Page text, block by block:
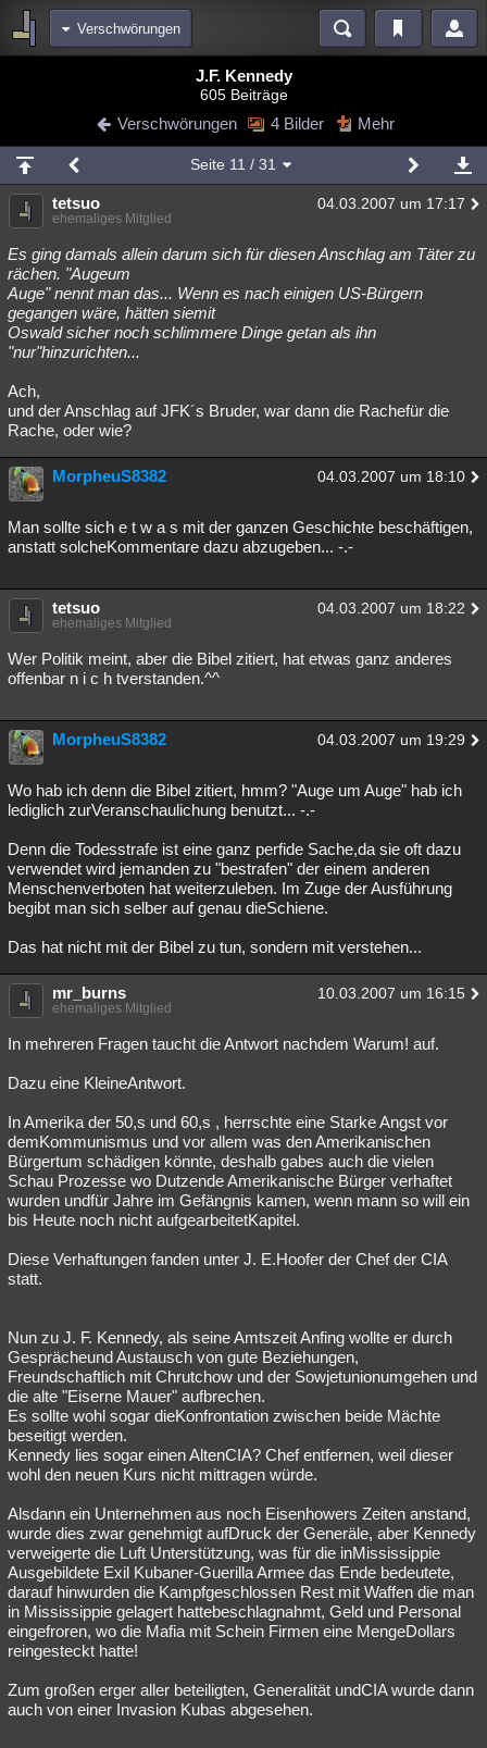
Verschwörungen
Blogs Videos
Chat Wiki Neuigkeiten
meine Rubriken
Menschen Mystery Kriminalfälle
Spiritualität Verschwörungen Technologie Ufologie
Natur Umfragen Unterhaltung
weitere Rubriken
Philosophie Träume
Astronomie Helpdesk Gruppen Gaming Filme
Übersichten
Lesenswert Schlüsselwörter
J.F. Kennedy
605 Beiträge
Verschwörungen 4 Bilder Mehr
Seite 11 / 31
tetsuo 04.03.2007 um 17:17
ehemaliges Mitglied
Es ging damals allein darum sich für diesen Anschlag am Täter zu
rächen. "Augeum
Auge" nennt man das... Wenn es nach einigen US-Bürgern
gegangen wäre, hätten siemit
Oswald sicher noch schlimmere Dinge getan als ihn
"nur"hinzurichten...
Ach,
und der Anschlag auf JFK´s Bruder, war dann die Rachefür die
Rache, oder wie?
MorpheuS8382 04.03.2007 um 18:10
Man sollte sich e t w a s mit der ganzen Geschichte beschäftigen,
anstatt solcheKommentare dazu abzugeben... -.-
tetsuo 04.03.2007 um 18:22
ehemaliges Mitglied
Wer Politik meint, aber die Bibel zitiert, hat etwas ganz anderes
offenbar n i c h tverstanden.^^
MorpheuS8382 04.03.2007 um 19:29
Wo hab ich denn die Bibel zitiert, hmm? "Auge um Auge" hab ich
lediglich zurVeranschaulichung benutzt... -.-
Denn die Todesstrafe ist eine ganz perfide Sache,da sie oft dazu
verwendet wird jemanden zu "bestrafen" der einem anderen
Menschenverboten hat weiterzuleben. Im Zuge der Ausführung
begibt man sich selber auf genau dieSchiene.
Das hat nicht mit der Bibel zu tun, sondern mit verstehen...
mr_burns 10.03.2007 um 16:15
ehemaliges Mitglied
In mehreren Fragen taucht die Antwort nachdem Warum! auf.
Dazu eine KleineAntwort.
In Amerika der 50,s und 60,s , herrschte eine Starke Angst vor
demKommunismus und vor allem was den Amerikanischen
Bürgertum schädigen könnte, deshalb gabes auch die vielen
Schau Prozesse wo Dutzende Amerikanische Bürger verhaftet
wurden undfür Jahre im Gefängnis kamen, wenn mann so will ein
bis Heute noch nicht aufgearbeitetKapitel.
Diese Verhaftungen fanden unter J. E.Hoofer der Chef der CIA
statt.
Nun zu J. F. Kennedy, als seine Amtszeit Anfing wollte er durch
Gesprächeund Austausch von gute Beziehungen,
Freundschaftlich mit Chrutchow und der Sowjetunionumgehen und
die alte "Eiserne Mauer" aufbrechen.
Es sollte wohl sogar dieKonfrontation zwischen beide Mächte
beseitigt werden.
Kennedy lies sogar einen AltenCIA? Chef entfernen, weil dieser
wohl den neuen Kurs nicht mittragen würde.
Alsdann ein Unternehmen aus noch Eisenhowers Zeiten anstand,
wurde dies zwar genehmigt aufDruck der Generäle, aber Kennedy
verweigerte die Luft Unterstützung, was für die inMississippie
Ausgebildete Exil Kubaner-Guerilla Armee das Ende bedeutete,
darauf hinwurden die Kampfgeschlossen Rest mit Waffen die man
in Mississippie gelagert hattebeschlagnahmt, Geld und Personal
eingefroren, wo die Mafia mit Schein Firmen eine MengeDollars
reingesteckt hatte!
Zum großen erger aller beteiligten, Generalität undCIA wurde dann
auch von einer Invasion Kubas abgesehen.